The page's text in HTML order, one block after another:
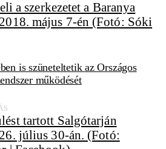
is szüneteltetik az Országos
működését